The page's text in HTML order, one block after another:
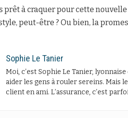
à craquer pour cette nouvelle
peut-être ? Ou bien, la
Sophie Le Tanier
Moi, c’est Sophie Le Tanier,
aider les gens à rouler sereins. Mais
client en ami. L’assurance, c’est